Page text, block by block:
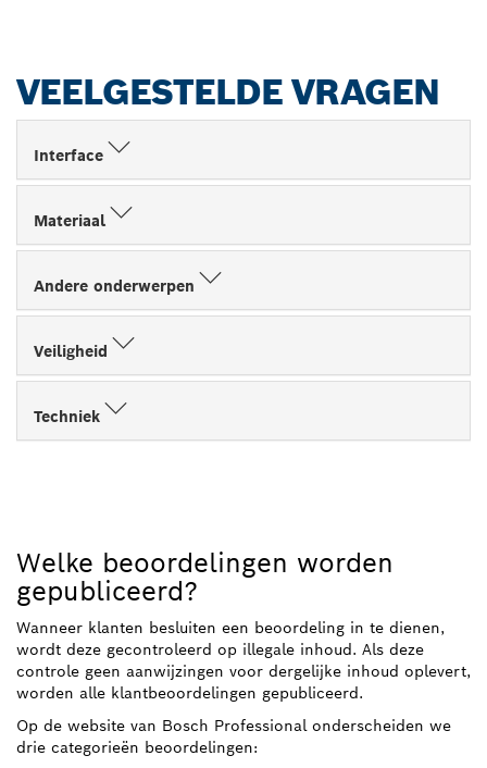
VEELGESTELDE VRAGEN
Interface
Materiaal
Andere onderwerpen
Veiligheid
Techniek
Welke beoordelingen worden
gepubliceerd?
Wanneer klanten besluiten een beoordeling in te dienen,
wordt deze gecontroleerd op illegale inhoud. Als deze
controle geen aanwijzingen voor dergelijke inhoud oplevert,
worden alle klantbeoordelingen gepubliceerd.
Op de website van Bosch Professional onderscheiden we
drie categorieën beoordelingen: